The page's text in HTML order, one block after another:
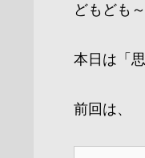
どもども
本日は「
前回は、